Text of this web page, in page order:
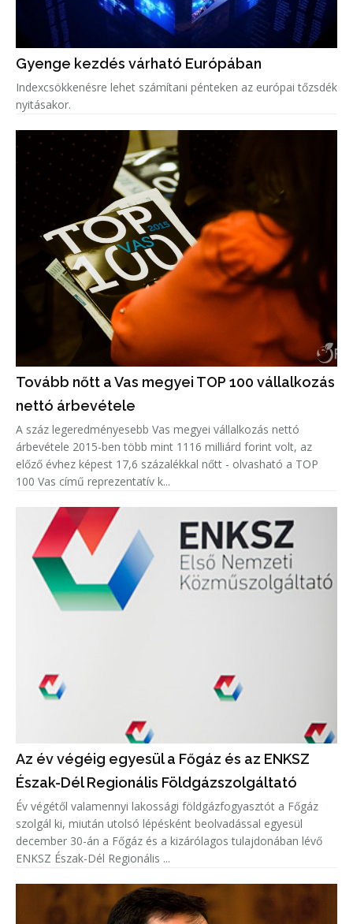
Gyenge kezdés várható Európában
Indexcsökkenésre lehet számítani pénteken az európai tőzsdék
nyitásakor.
Tovább nőtt a Vas megyei TOP 100 vállalkozás
nettó árbevétele
A száz legeredményesebb Vas megyei vállalkozás nettó
árbevétele 2015-ben több mint 1116 milliárd forint volt, az
előző évhez képest 17,6 százalékkal nőtt - olvasható a TOP
100 Vas című reprezentatív k...
Az év végéig egyesül a Főgáz és az ENKSZ
Észak-Dél Regionális Földgázszolgáltató
Év végétől valamennyi lakossági földgázfogyasztót a Főgáz
szolgál ki, miután utolsó lépésként beolvadással egyesül
december 30-án a Főgáz és a kizárólagos tulajdonában lévő
ENKSZ Észak-Dél Regionális ...